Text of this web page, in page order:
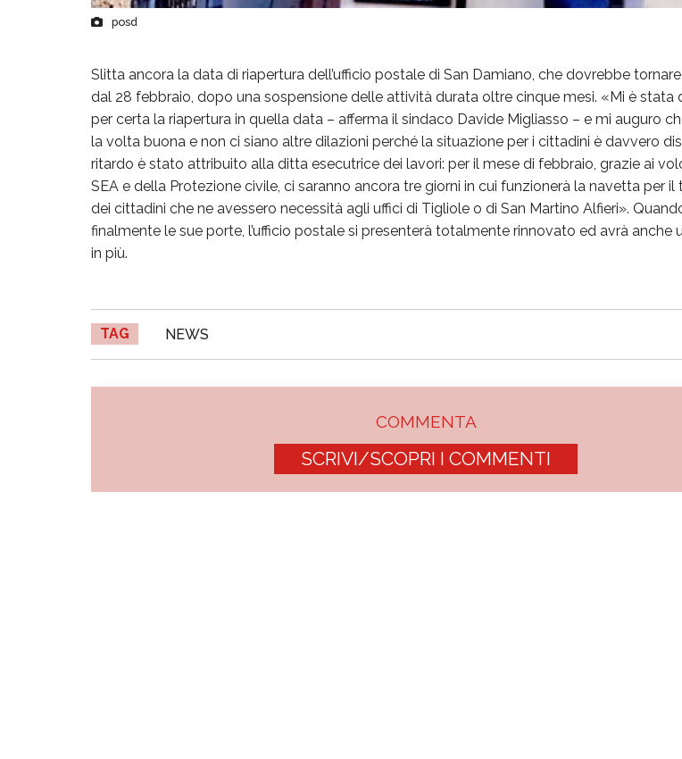
posd
Slitta ancora la data di riapertura dell’ufficio postale di San Damiano, che dovrebbe
dal 28 febbraio, dopo una sospensione delle attività durata oltre cinque mesi. «Mi è stata
per certa la riapertura in quella data – afferma il sindaco Davide Migliasso – e mi auguro
la volta buona e non ci siano altre dilazioni perché la situazione per i cittadini è davvero
ritardo è stato attribuito alla ditta esecutrice dei lavori: per il mese di febbraio, grazie ai
SEA e della Protezione civile, ci saranno ancora tre giorni in cui funzionerà la navetta per il
dei cittadini che ne avessero necessità agli uffici di Tigliole o di San Martino Alfieri».
finalmente le sue porte, l’ufficio postale si presenterà totalmente rinnovato ed avrà anche
in più.
TAG NEWS
COMMENTA
SCRIVI/SCOPRI I COMMENTI